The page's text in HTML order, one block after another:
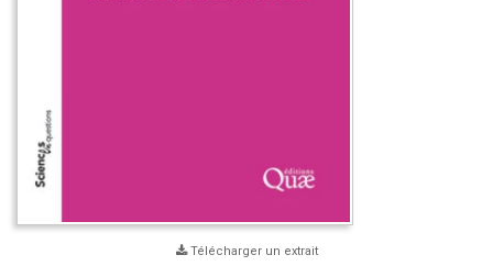
Télécharger un extrait